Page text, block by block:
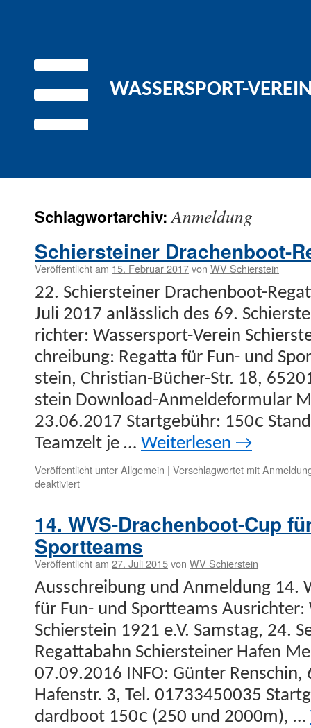
WASSERSPORT-
Schlagwortarchiv:Anmeldung
Schiersteiner Drachenboot-
Veröffentlicht am 15. Februar 2017von WV Schierstein
22. Schier­stein­er Drachen­­boot-
Juli 2017 anlässlich des 69.
richter: Wasser­s­port-Vere­in
chrei­bung: Regat­ta für Fun- und
stein, Chris­t­ian-Büch­er-Str. 18,
stein Down­load-Anmelde­­for­­mu­lar
23.06.2017 Start­ge­bühr: 150€
Teamzelt je … Weit­er­lesen →
Veröffentlicht unterAllgemein | Verschlagwortet mit
deaktiviertfür
Regatta
14. WVS-Drachenboot-Cup
Sportteams
Veröffentlicht am 27. Juli 2015von WV Schierstein
Auss­chrei­bung und Anmel­dung 14.
für Fun- und Sport­teams Aus­richter:
Schier­stein 1921 e.V. Sam­stag, 24.
Regat­tabahn Schier­stein­er Hafen
07.09.2016 INFO: Gün­ter Ren­schin,
Hafen­str. 3, Tel. 01733450035
dard­boot 150€ (250 und 2000m), …